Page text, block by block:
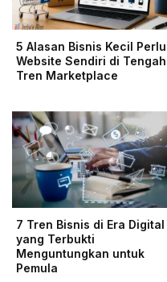
5 Alasan Bisnis Kecil Perlu
Website Sendiri di Tengah
Tren Marketplace
7 Tren Bisnis di Era Digital
yang Terbukti
Menguntungkan untuk
Pemula